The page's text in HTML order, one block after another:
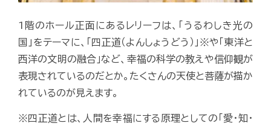
1階のホール正面にあるレリーフは、「うるわしき光の
国」をテーマに、「四正道（よんしょうどう）」※や「東洋と
西洋の文明の融合」など、幸福の科学の教えや信仰観が
表現されているのだとか。たくさんの天使と菩薩が描か
れているのが見えます。
※四正道とは、人間を幸福にする原理としての「愛・知・